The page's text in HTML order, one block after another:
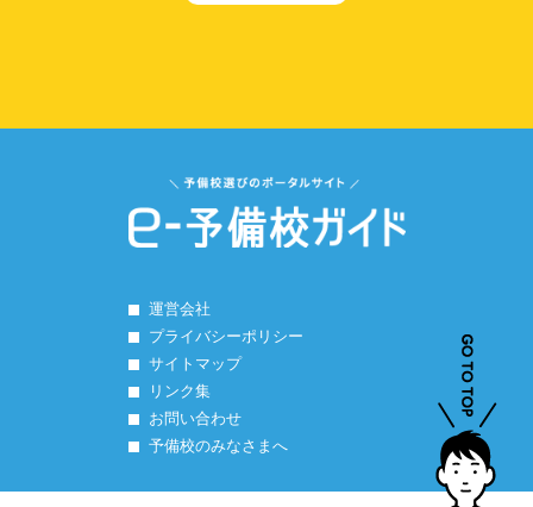
運営会社
プライバシーポリシー
サイトマップ
リンク集
お問い合わせ
予備校のみなさまへ